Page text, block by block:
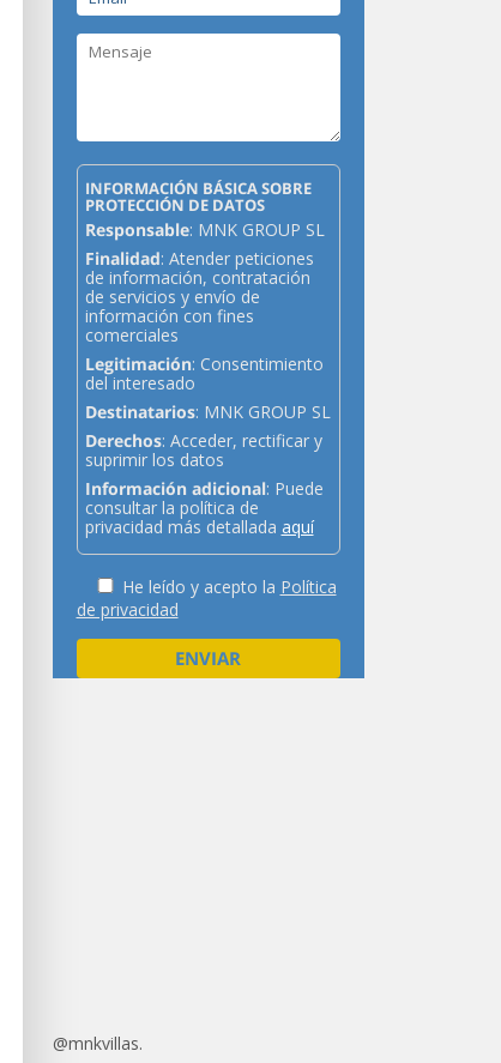
INFORMACIÓN BÁSICA SOBRE
PROTECCIÓN DE DATOS
Responsable: MNK GROUP SL
Finalidad: Atender peticiones
de información, contratación
de servicios y envío de
información con fines
comerciales
Legitimación: Consentimiento
del interesado
Destinatarios: MNK GROUP SL
Derechos: Acceder, rectificar y
suprimir los datos
Información adicional: Puede
consultar la política de
privacidad más detallada aquí
He leído y acepto la Política
de privacidad
@mnkvillas.